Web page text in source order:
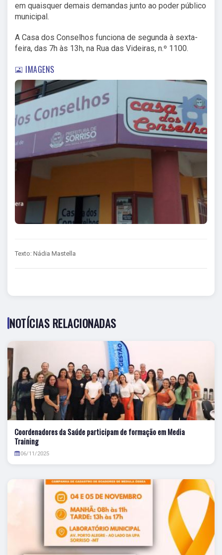
em quaisquer demais demandas junto ao poder público
municipal.
A Casa dos Conselhos funciona de segunda à sexta-
feira, das 7h às 13h, na Rua das Videiras, n.º 1100.
IMAGENS
Texto: Nádia Mastella
NOTÍCIAS RELACIONADAS
Coordenadores da Saúde participam de formação em Media
Training
06/11/2025